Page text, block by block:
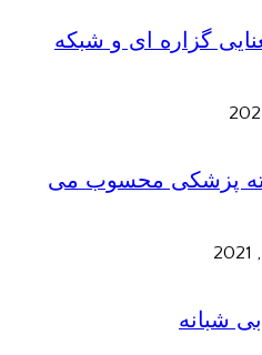
گزاره ای و شبکه
پزشکی محسوب می
شبانه